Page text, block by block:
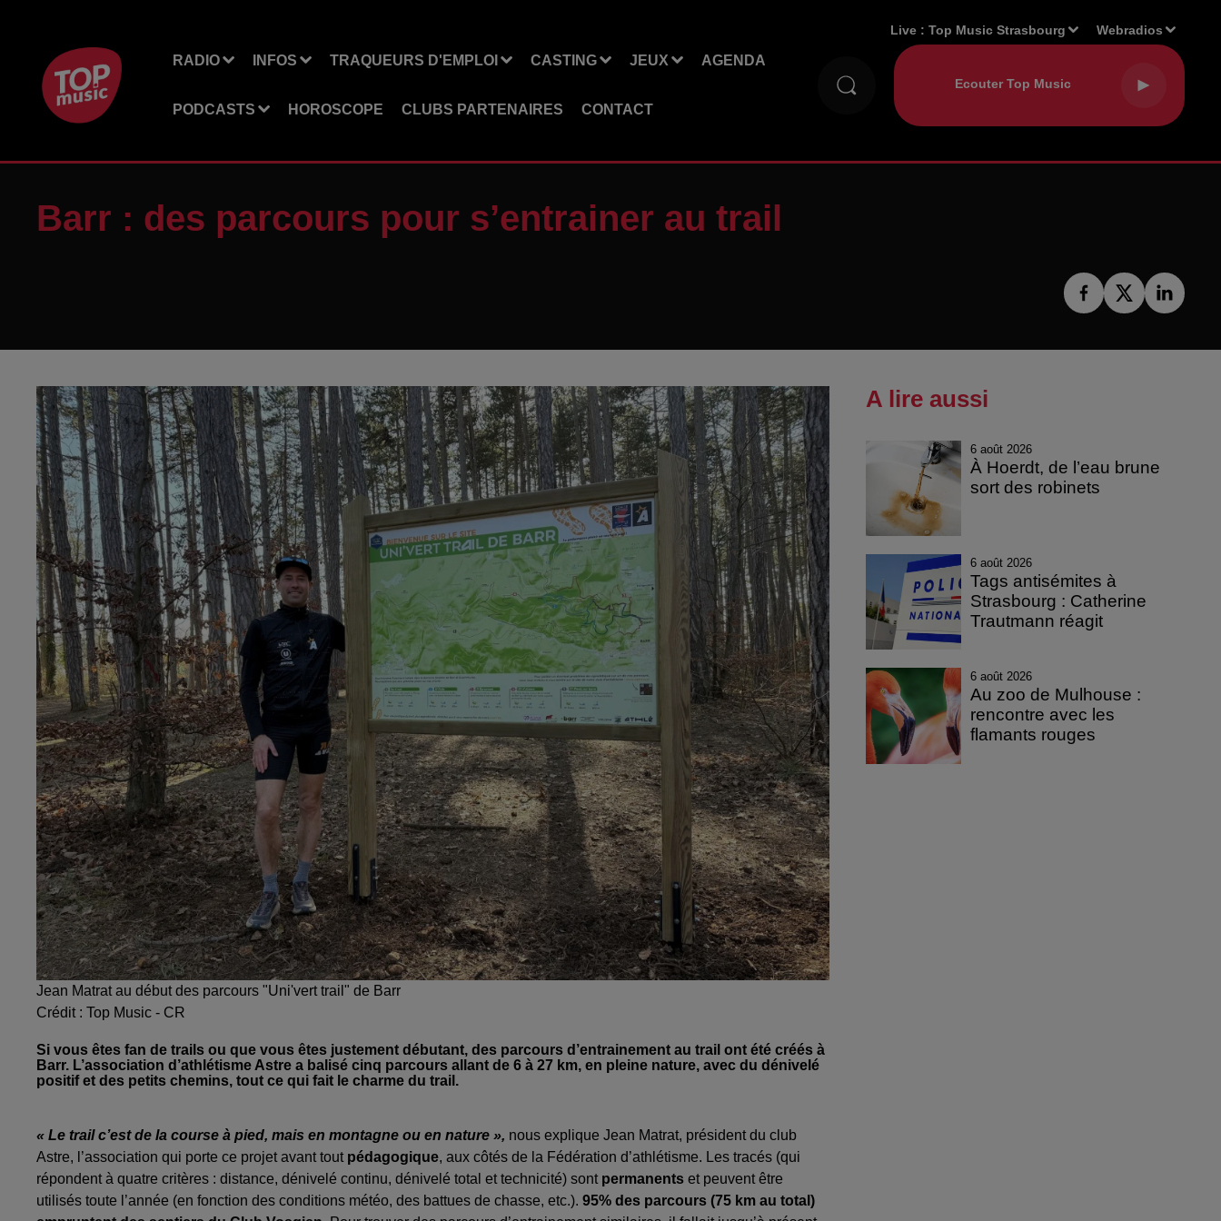
RADIO INFOS TRAQUEURS D'EMPLOI CASTING JEUX AGENDA
PODCASTS HOROSCOPE CLUBS PARTENAIRES CONTACT
Live :Top Music Strasbourg Webradios
Barr : des parcours pour s’entrainer au trail
Jean Matrat au début des parcours "Uni'vert trail" de Barr
Crédit : Top Music - CR
Si vous êtes fan de trails ou que vous êtes justement débutant, des parcours d’entrainement au trail ont été créés à
Barr. L’association d’athlétisme Astre a balisé cinq parcours allant de 6 à 27 km, en pleine nature, avec du dénivelé
positif et des petits chemins, tout ce qui fait le charme du trail.
« Le trail c’est de la course à pied, mais en montagne ou en nature », nous explique Jean Matrat, président du club
Astre, l’association qui porte ce projet avant tout pédagogique, aux côtés de la Fédération d’athlétisme. Les tracés (qui
répondent à quatre critères : distance, dénivelé continu, dénivelé total et technicité) sont permanents et peuvent être
utilisés toute l’année (en fonction des conditions météo, des battues de chasse, etc.). 95% des parcours (75 km au total)
A lire aussi
6 août 2026
À Hoerdt, de l’eau brune
sort des robinets
6 août 2026
Tags antisémites à
Strasbourg : Catherine
Trautmann réagit
6 août 2026
Au zoo de Mulhouse :
rencontre avec les
flamants rouges